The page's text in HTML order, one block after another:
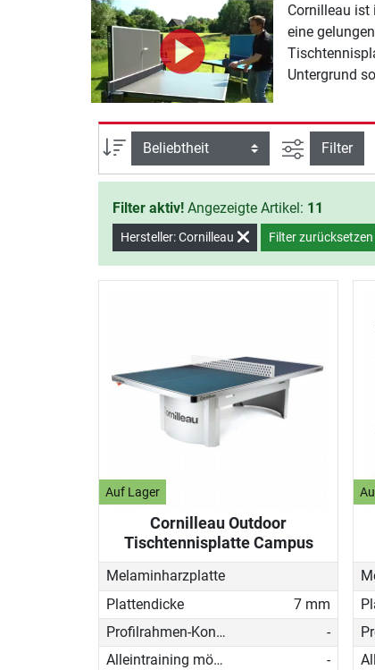
Cornilleau ist
eine
Untergrund
Sortierung Ansicht
Filter
Filter aktiv! Angezeigte Artikel: 11
Hersteller: Cornilleau Filter zurücksetzen
Auf Lager
Cornilleau Outdoor
Tischtennisplatte Campus
Melaminharzplatte
Plattendicke
7 mm
Profilrahmen-Konstruktion
-
Alleintraining möglich
-